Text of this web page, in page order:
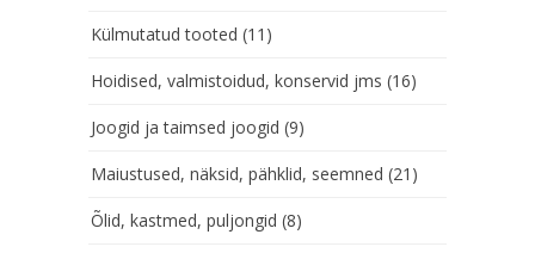
Külmutatud tooted (11)
Hoidised, valmistoidud, konservid jms (16)
Joogid ja taimsed joogid (9)
Maiustused, näksid, pähklid, seemned (21)
Õlid, kastmed, puljongid (8)